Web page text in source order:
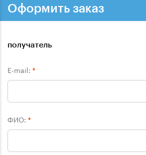
Оформить заказ
получатель
E-mail: *
ФИО: *